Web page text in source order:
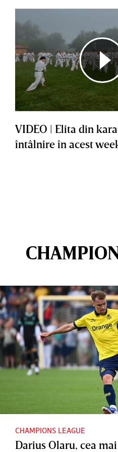
VIDEO | Elita din
întâlnire în acest
CHAMPIONS LEAGUE
Darius Olaru, cea